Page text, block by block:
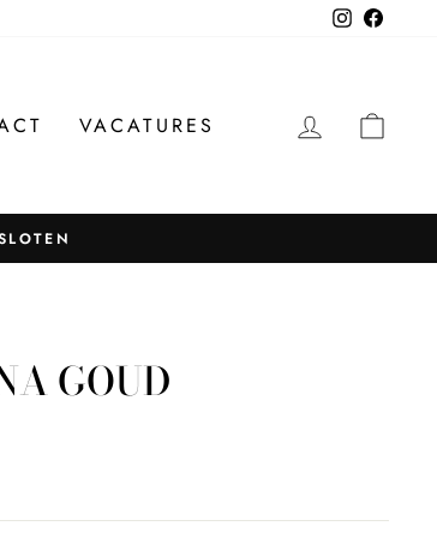
Instagram
VACATURES
GOUD